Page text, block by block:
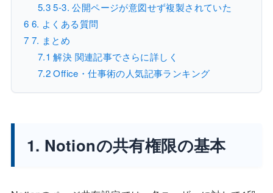
5.35-3. 公開ページが意図せず複製されていた
6 6. よくある質問
7 7. まとめ
7.1 解決 関連記事でさらに詳しく
7.2Office・仕事術の人気記事ランキング
1. Notionの共有権限の基本